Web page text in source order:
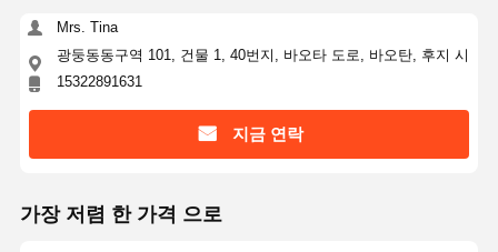
Mrs. Tina
광둥동동구역 101, 건물 1, 40번지, 바오타 도로, 바오탄, 후지 시
15322891631
지금 연락
가장 저렴 한 가격 으로